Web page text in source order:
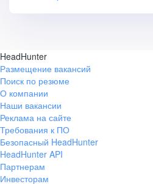
HeadHunter
Размещение вакансий
Поиск по резюме
О компании
Наши вакансии
Реклама на сайте
Требования к ПО
Безопасный HeadHunter
HeadHunter API
Партнерам
Инвесторам